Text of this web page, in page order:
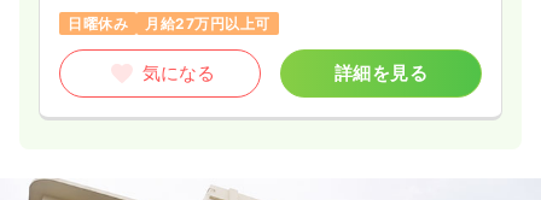
日曜休み
月給27万円以上可
気になる 詳細を見る